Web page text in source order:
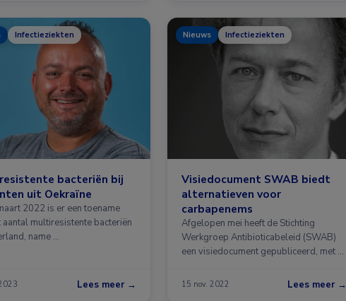
Infectieziekten
bacteriën bij
uit Oekraïne
2022 is er een toename
aantal multiresistente bacteriën
name …
Lees meer →
Nieuws Infectieziekten
Visiedocument SWAB biedt
alternatieven voor
carbapenems
Afgelopen mei heeft de Stichting
Werkgroep Antibioticabeleid (SWAB)
een visiedocument gepubliceerd, met …
15 nov. 2022 Lees meer →